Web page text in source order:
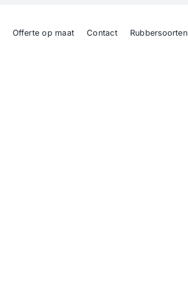
Offerte op maat Contact Rubbersoorten